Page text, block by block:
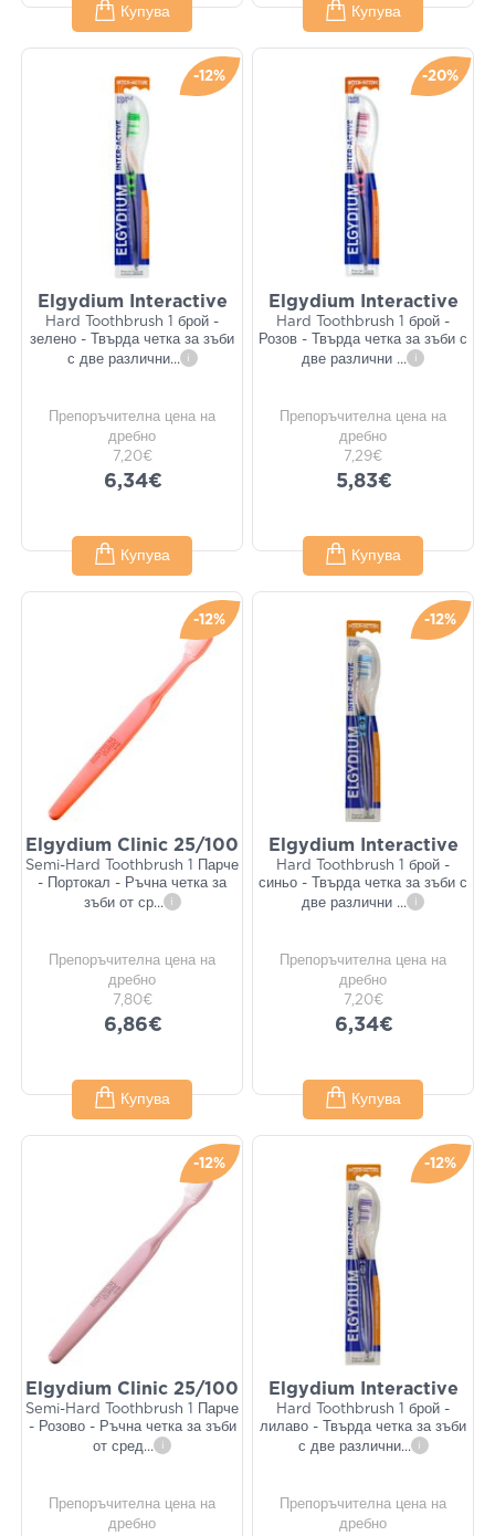
Купува Купува
-12%
Elgydium Interactive
Hard Toothbrush 1 брой -
зелено - Твърда четка за зъби
с две различни... i
Препоръчителна цена на
дребно
7,20€
6,34€
Купува
-20%
Elgydium Interactive
Hard Toothbrush 1 брой -
Розов - Твърда четка за зъби с
две различни ... i
Препоръчителна цена на
дребно
7,29€
5,83€
Купува
-12%
Elgydium Clinic 25/100
Semi-Hard Toothbrush 1 Парче
- Портокал - Ръчна четка за
зъби от ср... i
Препоръчителна цена на
дребно
7,80€
6,86€
Купува
-12%
Elgydium Interactive
Hard Toothbrush 1 брой -
синьо - Твърда четка за зъби с
две различни ... i
Препоръчителна цена на
дребно
7,20€
6,34€
Купува
-12%
Elgydium Clinic 25/100
Semi-Hard Toothbrush 1 Парче
- Розово - Ръчна четка за зъби
от сред... i
Препоръчителна цена на
дребно
-12%
Elgydium Interactive
Hard Toothbrush 1 брой -
лилаво - Твърда четка за зъби
с две различни... i
Препоръчителна цена на
дребно